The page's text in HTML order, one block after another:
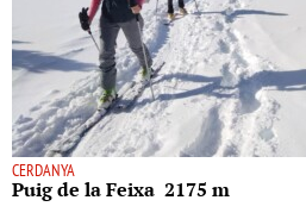
CERDANYA
Puig de la Feixa 2175 m